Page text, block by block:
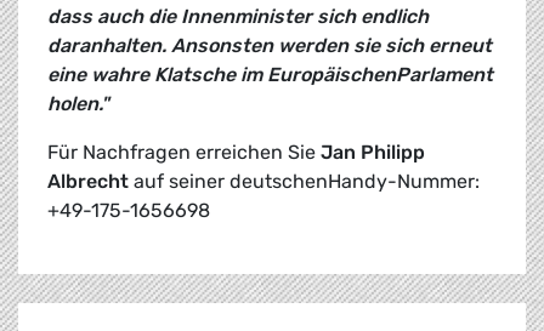
dass auch die Innenminister sich endlich
daranhalten. Ansonsten werden sie sich erneut
eine wahre Klatsche im EuropäischenParlament
holen."
Für Nachfragen erreichen Sie Jan Philipp
Albrecht auf seiner deutschenHandy-Nummer:
+49-175-1656698